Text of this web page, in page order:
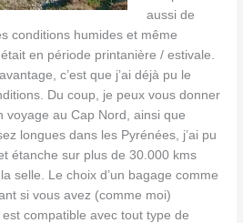
aussi de
conditions humides et même
en période printanière / estivale.
c’est que j’ai déjà pu le
Du coup, je peux vous donner
voyage au Cap Nord, ainsi que
longues dans les Pyrénées, j’ai pu
étanche sur plus de 30.000 kms
selle. Le choix d’un bagage comme
si vous avez (comme moi)
compatible avec tout type de